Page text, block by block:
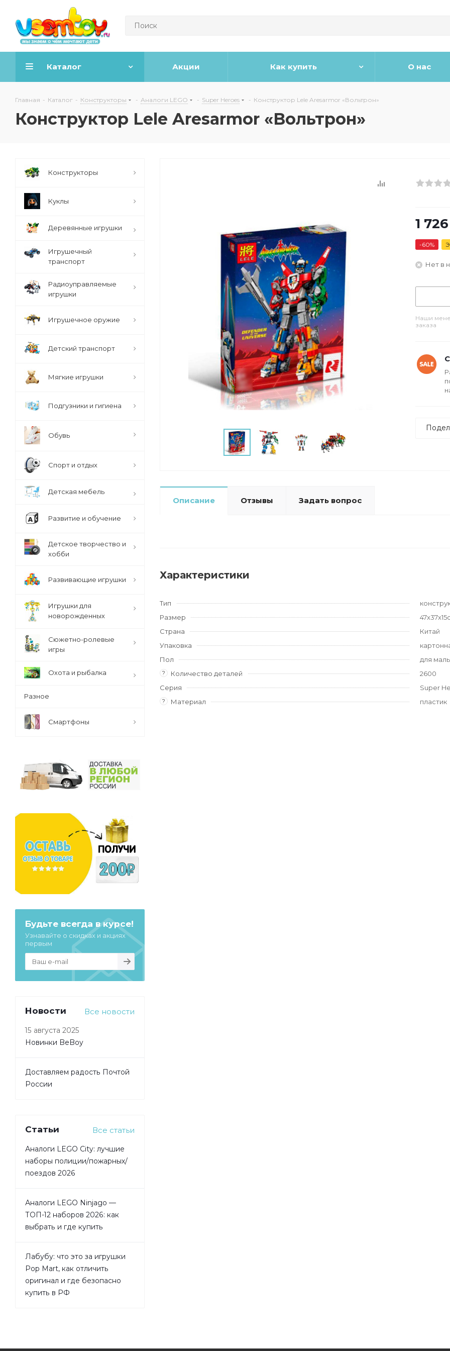
Каталог Акции Как купить О нас
Главная - Каталог - Конструкторы - Аналоги LEGO - Super Heroes - Конструктор Lele Aresarmor «Вольтрон»
Конструктор Lele Aresarmor «Вольтрон»
1 726
-60%
Нет в
Наши
заказа
Описание Отзывы Задать вопрос
Характеристики
Тип
Размер
Страна
Китай
Упаковка
Пол
для
? Количество деталей
2600
Серия
Super
? Материал пластик
Конструкторы
Куклы
Деревянные игрушки
Игрушечный
транспорт
Радиоуправляемые
игрушки
Игрушечное оружие
Детский транспорт
Мягкие игрушки
Подгузники и гигиена
Обувь
Спорт и отдых
Детская мебель
Развитие и обучение
Детское творчество и
хобби
Развивающие игрушки
Игрушки для
новорожденных
Сюжетно-ролевые
игры
Охота и рыбалка
Разное
Смартфоны
Будьте всегда в курсе!
Узнавайте о скидках и акциях
первым
Новости Все новости
15 августа 2025
Новинки BeBoy
Доставляем радость Почтой
России
Статьи Все статьи
Аналоги LEGO City: лучшие
наборы полиции/пожарных/
поездов 2026
Аналоги LEGO Ninjago —
ТОП-12 наборов 2026: как
выбрать и где купить
Лабубу: что это за игрушки
Pop Mart, как отличить
оригинал и где безопасно
купить в РФ